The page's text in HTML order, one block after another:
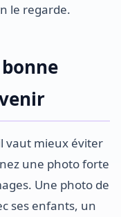
le regarde.
vaut mieux éviter
une photo forte
Une photo de
ses enfants, un